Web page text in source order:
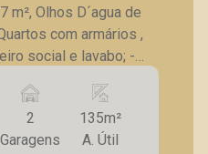
m², Olhos D´agua de
- Cozinha
2
Garagens
135m²
A. Útil